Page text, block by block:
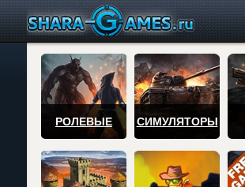
РОЛЕВЫЕ СИМУЛЯТОРЫ